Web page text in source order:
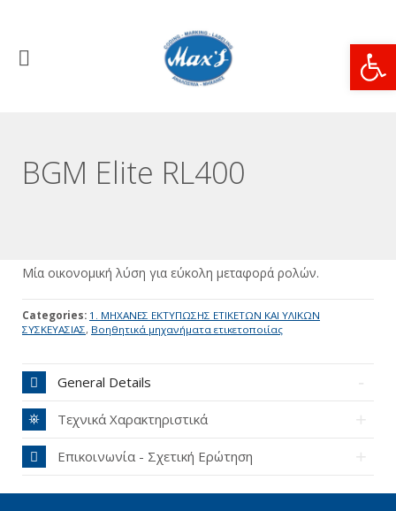
BGM Elite RL400
Μία οικονομική λύση για εύκολη μεταφορά ρολών.
Categories: 1. ΜΗΧΑΝΕΣ ΕΚΤΥΠΩΣΗΣ ΕΤΙΚΕΤΩΝ ΚΑΙ ΥΛΙΚΩΝ
ΣΥΣΚΕΥΑΣΙΑΣ, Βοηθητικά μηχανήματα ετικετοποιίας
General Details
Τεχνικά Χαρακτηριστικά
Επικοινωνία - Σχετική Ερώτηση